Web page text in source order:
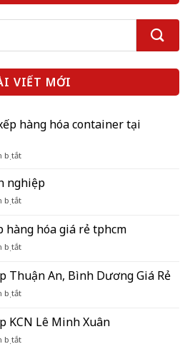
VIẾT MỚI
hàng hóa container tại
bị tắtở
đội
bốc
xếp
hóa
container
tại
nghiệp
bị tắtở
chuyên
nghiệp
hàng hóa giá rẻ tphcm
bị tắtở
bốc
xếp
hóa
rẻ
Thuận An, Bình Dương Giá Rẻ
bị tắtở
Vụ
Bốc
Xếp
KCN Lê Minh Xuân
bị tắtở